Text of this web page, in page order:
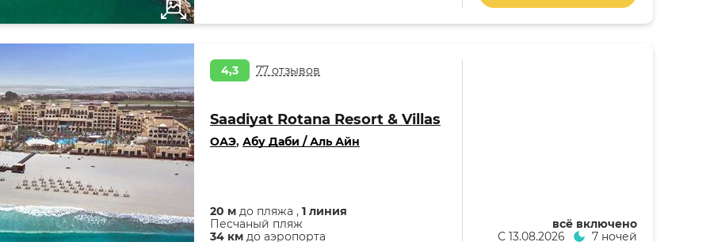
4,3 77 отзывов
Saadiyat Rotana Resort & Villas
ОАЭ, Абу Даби / Аль Айн
20 м до пляжа , 1 линия
Песчаный пляж
34 км до аэропорта
всё включено
С 13.08.2026 7 ночей